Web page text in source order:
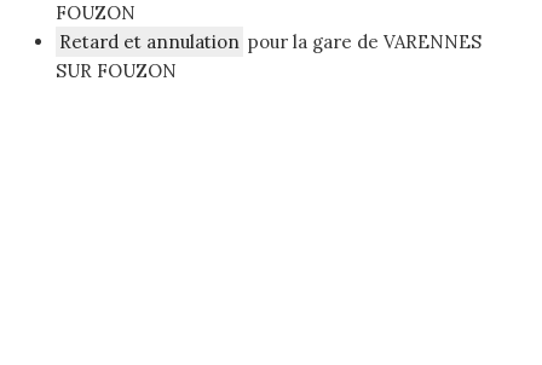
FOUZON
Retard et annulation pour la gare de VARENNES
SUR FOUZON